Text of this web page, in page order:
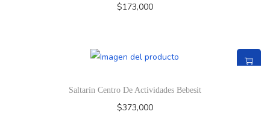
$173,000
Saltarín Centro De Actividades Bebesit
$373,000